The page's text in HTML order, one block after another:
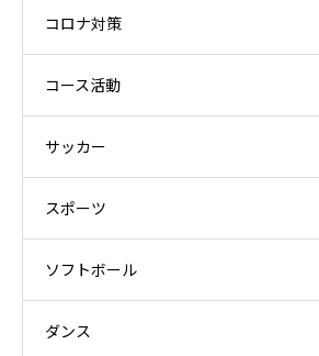
コロナ対策
コース活動
サッカー
スポーツ
ソフトボール
ダンス